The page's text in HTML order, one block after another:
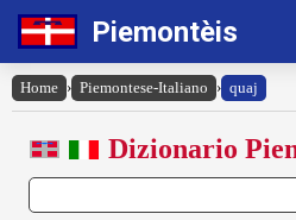
Piemontèis
Home › Piemontese-Italiano › quaj
Dizionario